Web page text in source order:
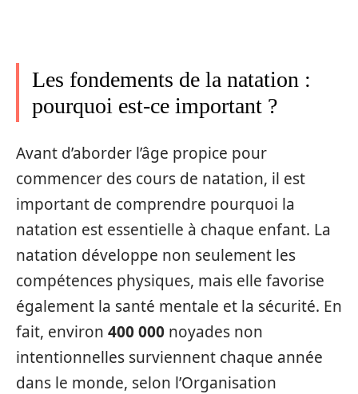
Les fondements de la natation :
pourquoi est-ce important ?
Avant d’aborder l’âge propice pour
commencer des cours de natation, il est
important de comprendre pourquoi la
natation est essentielle à chaque enfant. La
natation développe non seulement les
compétences physiques, mais elle favorise
également la santé mentale et la sécurité. En
fait, environ 400 000 noyades non
intentionnelles surviennent chaque année
dans le monde, selon l’Organisation